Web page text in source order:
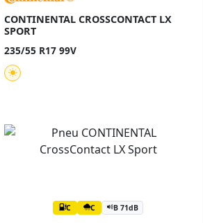
CONTINENTAL CROSSCONTACT LX
SPORT
235/55 R17 99V
C C B 71dB